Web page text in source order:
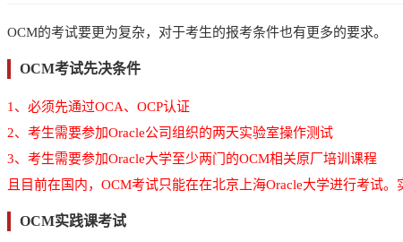
OCM的考试要更为复杂，对于考生的报考条件也有更多的要求。
OCM考试先决条件
1、必须先通过OCA、OCP认证
2、考生需要参加Oracle公司组织的两天实验室操作测试
3、考生需要参加Oracle大学至少两门的OCM相关原厂培训课程
且目前在国内，OCM考试只能在在北京上海Oracle大学进行考试。
OCM实践课考试